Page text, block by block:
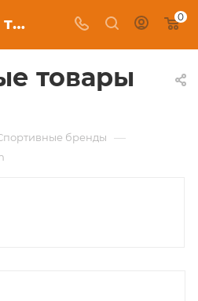
Спортивные товары Molten в Красноярске, купить в интернет-магазине c бесплатной доставкой 0
товары
бренды —